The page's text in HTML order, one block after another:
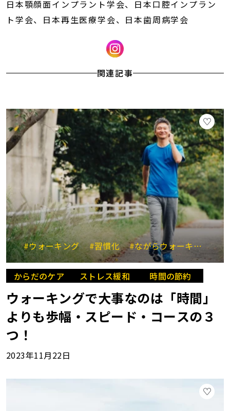
日本顎顔面インプラント学会、日本口腔インプラン
ト学会、日本再生医療学会、日本歯周病学会
関連記事
#ウォーキング #習慣化 #ながらウォーキング #
からだのケア ストレス緩和 時間の節約
ウォーキングで大事なのは「時間」
よりも歩幅・スピード・コースの３
つ！
2023年11月22日